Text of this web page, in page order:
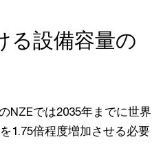
る設備容量の
NZEでは2035年までに世界
1.75倍程度増加させる必要